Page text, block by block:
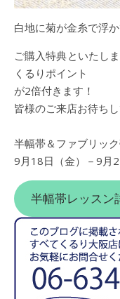
白地に菊が金糸で浮
ご購入特典といたし
くるりポイント
が2倍付きます！
皆様のご来店お待ちし
半幅帯＆ファブリッ
9月18日（金）－9月
半幅帯レッスン